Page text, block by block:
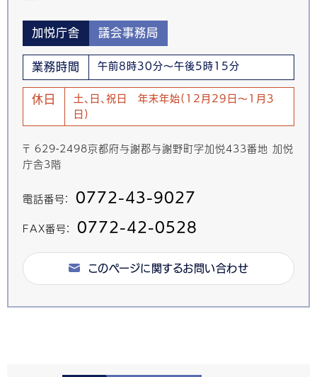
加悦庁舎 議会事務局
業務時間 午前8時30分～午後5時15分
休日
土、日、祝日 年末年始(12月29日～1月3
日)
〒 629-2498京都府与謝郡与謝野町字加悦433番地 加悦
庁舎3階
電話番号： 0772-43-9027
FAX番号： 0772-42-0528
このページに関するお問い合わせ